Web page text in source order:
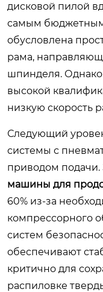
дисковой пилой
самым
обусловлена
рама,
шпинделя.
высокой
низкую скорость
Следующий
системы с
приводом подачи.
машины для
60% из-за
компрессорного
систем
обеспечивают
критично для
распиловке